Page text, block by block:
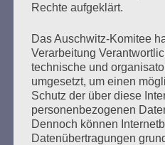
SUCHEN
NACH:
Rechte aufgeklärt.
Das Auschwitz-Komitee
Verarbeitung
technische und
umgesetzt, um einen
Schutz der über diese
personenbezogenen
Dennoch können
Datenübertragungen